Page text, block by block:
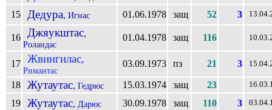
15 Дедура, Игнас 01.06.1978 защ 52 3
16 Джяукштас,
Роландас
01.04.1978 защ 116
17 Жвингилас,
Римантас
03.09.1973 пз 21 3
18 Жутаутас, Гедрюс 15.03.1974 защ 23
19 Жутаутас, Дарюс 30.09.1978 защ 110 3